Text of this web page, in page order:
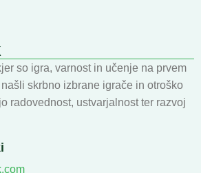
so igra, varnost in učenje na prvem
skrbno izbrane igrače in otroško
radovednost, ustvarjalnost ter razvoj